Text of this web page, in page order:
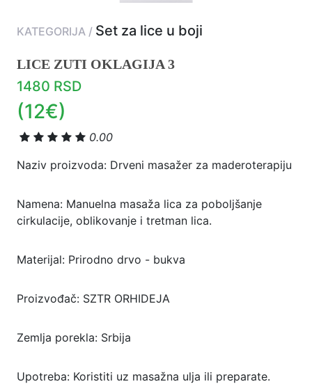
KATEGORIJA / Set za lice u boji
LICE ZUTI OKLAGIJA 3
1480 RSD
(12€)
0.00
Naziv proizvoda: Drveni masažer za maderoterapiju
Namena: Manuelna masaža lica za poboljšanje
cirkulacije, oblikovanje i tretman lica.
Materijal: Prirodno drvo - bukva
Proizvođač: SZTR ORHIDEJA
Zemlja porekla: Srbija
Upotreba: Koristiti uz masažna ulja ili preparate.